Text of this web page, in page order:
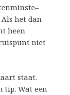
het dan
heen
niet
staat.
tip. Wat een